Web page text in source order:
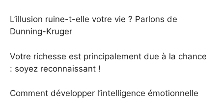
L’illusion ruine-t-elle votre vie ? Parlons de
Dunning-Kruger
Votre richesse est principalement due à la chance
: soyez reconnaissant !
Comment développer l’intelligence émotionnelle